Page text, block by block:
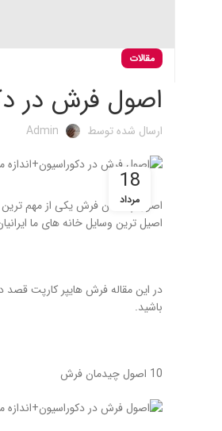
مقالات
اصول فرش در
ارسال شده توسط Admin
18
مرداد
اصول چیدمان فرش یکی از مهم ترین
اصیل ترین وسایل خانه های ما
باشید.
10 اصول چیدمان فرش